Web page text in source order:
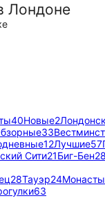
Лондоне
40Новые2
33
12Лучшие57
Сити21Биг-Бен
28Тауэр24
63